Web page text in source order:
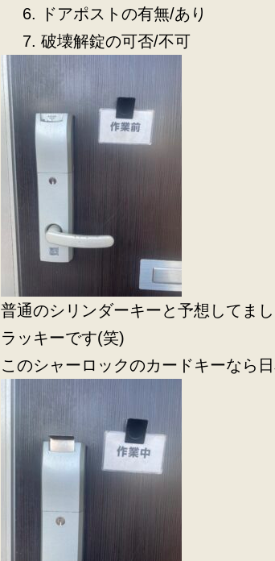
ドアポストの有無/あり
破壊解錠の可否/不可
普通のシリンダーキーと予想してま
ラッキーです(笑)
このシャーロックのカードキーなら